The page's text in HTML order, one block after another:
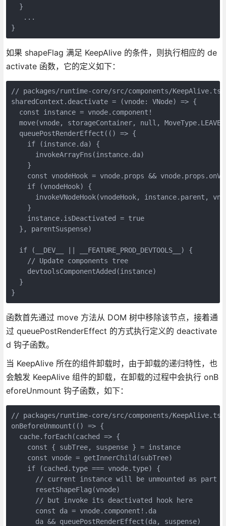
  }
   ...
如果 shapeFlag 满足 KeepAlive 的条件，则执行相应的 de
activate 函数，它的定义如下：
// packages/runtime-core/src/components/KeepAlive.ts
sharedContext.deactivate = (vnode: VNode) => {
  const instance = vnode.component!
move(vnode, storageContainer, null,
  queuePostRenderEffect(() => {
    if (instance.da) {
      invokeArrayFns(instance.da)
    }
const vnodeHook = vnode.props &&
    if (vnodeHook) {
invokeVNodeHook(vnodeHook, instance.parent,
    }
    instance.isDeactivated = true
  }, parentSuspense)
  if (__DEV__ || __FEATURE_PROD_DEVTOOLS__) {
    // Update components tree
    devtoolsComponentAdded(instance)
  }
函数首先通过 move 方法从 DOM 树中移除该节点，接着通
过 queuePostRenderEffect 的方式执行定义的 deactivate
d 钩子函数。
当 KeepAlive 所在的组件卸载时，由于卸载的递归特性，也
会触发 KeepAlive 组件的卸载，在卸载的过程中会执行 onB
eforeUnmount 钩子函数，如下：
// packages/runtime-core/src/components/KeepAlive.ts
onBeforeUnmount(() => {
  cache.forEach(cached => {
    const { subTree, suspense } = instance
    const vnode = getInnerChild(subTree)
    if (cached.type === vnode.type) {
// current instance will be unmounted as part
      resetShapeFlag(vnode)
      // but invoke its deactivated hook here
      const da = vnode.component!.da
      da && queuePostRenderEffect(da, suspense)